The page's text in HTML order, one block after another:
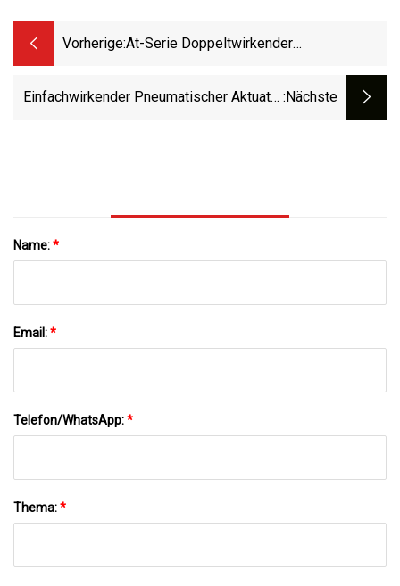
Vorherige:At-Serie Doppeltwirkender
Einfachwirkender Pneumatischer Aktuator :nächste
Name:*
Email:*
Telefon/WhatsApp:*
Thema:*